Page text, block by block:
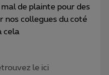
mal de plainte pour des
nos collegues du coté
cela
le ici